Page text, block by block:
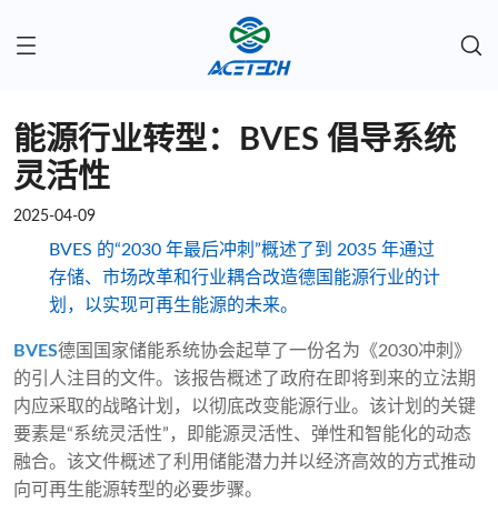
能源行业转型：BVES 倡导系统
灵活性
2025-04-09
BVES 的“2030 年最后冲刺”概述了到 2035 年通过
存储、市场改革和行业耦合改造德国能源行业的计
划，以实现可再生能源的未来。
BVES德国国家储能系统协会起草了一份名为《2030冲刺》
的引人注目的文件。该报告概述了政府在即将到来的立法期
内应采取的战略计划，以彻底改变能源行业。该计划的关键
要素是“系统灵活性”，即能源灵活性、弹性和智能化的动态
融合。该文件概述了利用储能潜力并以经济高效的方式推动
向可再生能源转型的必要步骤。